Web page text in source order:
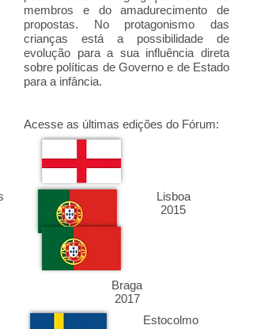
membros e do amadurecimento de
propostas. No protagonismo das
crianças está a possibilidade de
evolução para a sua influência direta
sobre políticas de Governo e de Estado
para a infância.
Acesse as últimas edições do Fórum:
Lisboa
2015
Braga
2017
Estocolmo